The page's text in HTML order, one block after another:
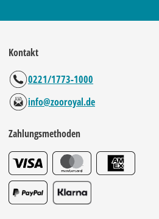
Kontakt
0221/1773-1000
info@zooroyal.de
Zahlungsmethoden